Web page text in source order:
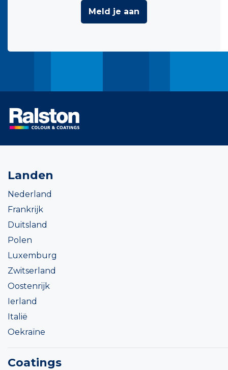
Meld je aan
Landen
Nederland
Frankrijk
Duitsland
Polen
Luxemburg
Zwitserland
Oostenrijk
Ierland
Italië
Oekraïne
Coatings